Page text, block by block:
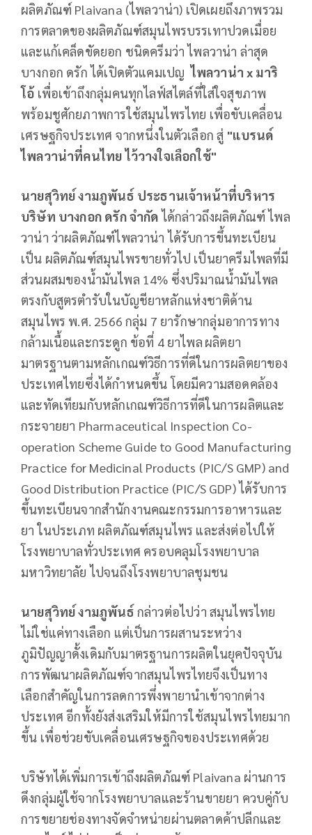
ผลิตภัณฑ์ Plaivana (ไพลวาน่า) เปิดเผยถึงภาพรวม
การตลาดของผลิตภัณฑ์สมุนไพรบรรเทาปวดเมื่อย
และแก้เคล็ดขัดยอก ชนิดครีมว่า ไพลวาน่า ล่าสุด
บางกอก ดรัก ได้เปิดตัวแคมเปญไพลวาน่า x มาริ
โอ้ เพื่อเข้าถึงกลุ่มคนทุกไลฟ์สไตล์ที่ใส่ใจสุขภาพ
พร้อมชูศักยภาพการใช้สมุนไพรไทย เพื่อขับเคลื่อน
เศรษฐกิจประเทศ จากหนึ่งในตัวเลือก สู่ "แบรนด์
ไพลวาน่าที่คนไทย ไว้วางใจเลือกใช้"
นายสุวิทย์ งามภูพันธ์ ประธานเจ้าหน้าที่บริหาร
บริษัท บางกอก ดรัก จำกัด ได้กล่าวถึงผลิตภัณฑ์ ไพล
วาน่า ว่าผลิตภัณฑ์ไพลวาน่า ได้รับการขึ้นทะเบียน
เป็น ผลิตภัณฑ์สมุนไพรขายทั่วไป เป็นยาครีมไพลที่มี
ส่วนผสมของน้ำมันไพล 14% ซึ่งปริมาณน้ำมันไพล
ตรงกับสูตรตำรับในบัญชียาหลักแห่งชาติด้าน
สมุนไพร พ.ศ. 2566 กลุ่ม 7 ยารักษากลุ่มอาการทาง
กล้ามเนื้อและกระดูก ข้อที่ 4 ยาไพล ผลิตยา
มาตรฐานตามหลักเกณฑ์วิธีการที่ดีในการผลิตยาของ
ประเทศไทยซึ่งได้กำหนดขึ้น โดยมีความสอดคล้อง
และทัดเทียมกับหลักเกณฑ์วิธีการที่ดีในการผลิตและ
กระจายยา Pharmaceutical Inspection Co-
operation Scheme Guide to Good Manufacturing
Practice for Medicinal Products (PIC/S GMP) and
Good Distribution Practice (PIC/S GDP) ได้รับการ
ขึ้นทะเบียนจากสำนักงานคณะกรรมการอาหารและ
ยา ในประเภท ผลิตภัณฑ์สมุนไพร และส่งต่อไปให้
โรงพยาบาลทั่วประเทศ ครอบคลุมโรงพยาบาล
มหาวิทยาลัย ไปจนถึงโรงพยาบาลชุมชน
นายสุวิทย์ งามภูพันธ์ กล่าวต่อไปว่า สมุนไพรไทย
ไม่ใช่แค่ทางเลือก แต่เป็นการผสานระหว่าง
ภูมิปัญญาดั้งเดิมกับมาตรฐานการผลิตในยุคปัจจุบัน
การพัฒนาผลิตภัณฑ์จากสมุนไพรไทยจึงเป็นทาง
เลือกสำคัญในการลดการพึ่งพายานำเข้าจากต่าง
ประเทศ อีกทั้งยังส่งเสริมให้มีการใช้สมุนไพรไทยมาก
ขึ้น เพื่อช่วยขับเคลื่อนเศรษฐกิจของประเทศด้วย
บริษัทได้เพิ่มการเข้าถึงผลิตภัณฑ์ Plaivana ผ่านการ
ดึงกลุ่มผู้ใช้จากโรงพยาบาลและร้านขายยา ควบคู่กับ
การขยายช่องทางจัดจำหน่ายผ่านตลาดค้าปลีกและ